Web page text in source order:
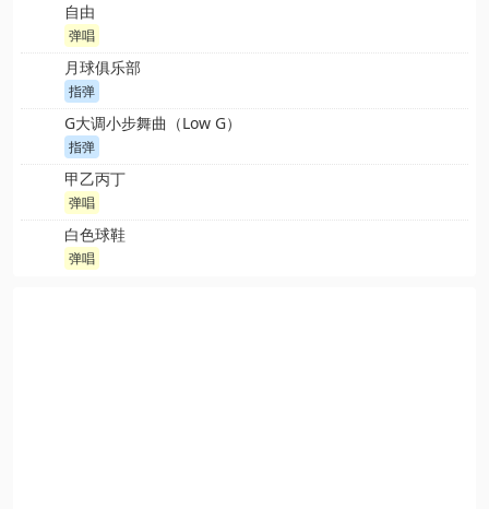
自由
弹唱
月球俱乐部
指弹
G大调小步舞曲（Low G）
指弹
甲乙丙丁
弹唱
白色球鞋
弹唱